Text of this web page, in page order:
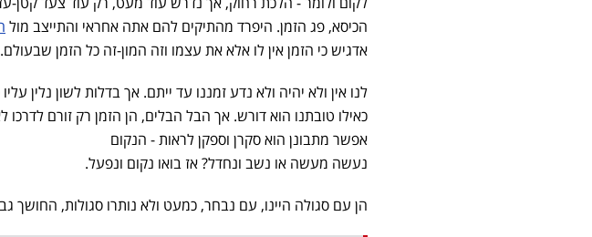
הכיסא, פג הזמן. היפרד מהתיקים להם אתה אחראי והתייצב מול
אדגיש כי הזמן אין לו אלא את עצמו וזה המון-זה כל הזמן שבעולם.
לנו אין ולא יהיה ולא נדע זמננו עד ייתם. אך בדלות לשון נלין
כאילו טובתנו הוא דורש. אך הבל הבלים, הן הזמן רק זורם
אפשר מתבונן הוא סקרן וספקן לראות - הנקום
נעשה מעשה או נשב ונחדל? אז בואו נקום ונפעל.
הן עם סגולה היינו, עם נבחר, כמעט ולא נותרו סגולות, החושך